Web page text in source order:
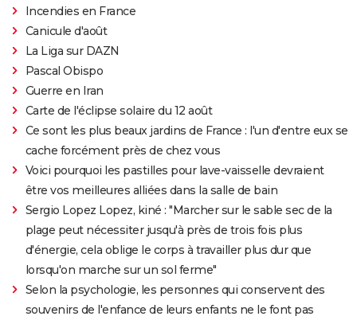
Incendies en France
Canicule d'août
La Liga sur DAZN
Pascal Obispo
Guerre en Iran
Carte de l'éclipse solaire du 12 août
Ce sont les plus beaux jardins de France : l'un d'entre eux se
cache forcément près de chez vous
Voici pourquoi les pastilles pour lave-vaisselle devraient
être vos meilleures alliées dans la salle de bain
Sergio Lopez Lopez, kiné : "Marcher sur le sable sec de la
plage peut nécessiter jusqu'à près de trois fois plus
d'énergie, cela oblige le corps à travailler plus dur que
lorsqu'on marche sur un sol ferme"
Selon la psychologie, les personnes qui conservent des
souvenirs de l'enfance de leurs enfants ne le font pas